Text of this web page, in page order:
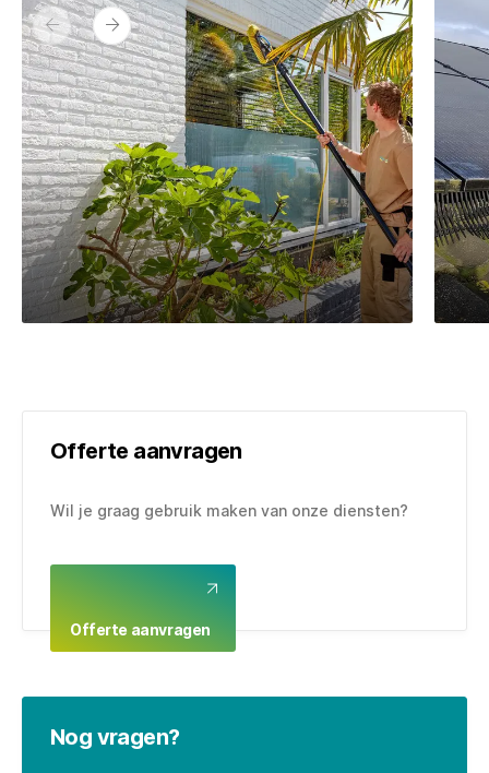
Vorige Volgende
Offerte aanvragen
Wil je graag gebruik maken van onze diensten?
Offerte aanvragen
Nog vragen?